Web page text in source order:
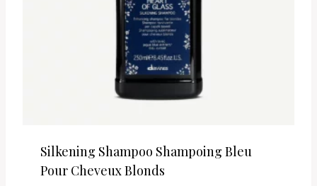
Silkening Shampoo Shampoing Bleu
Pour Cheveux Blonds